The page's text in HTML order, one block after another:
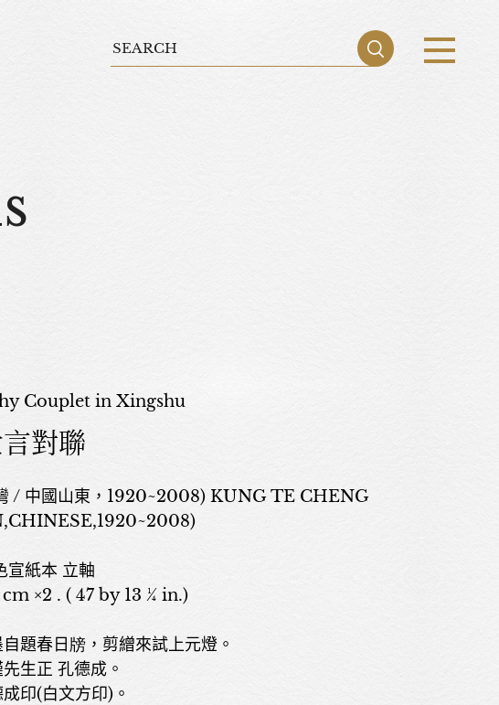
Couplet in Xingshu
對聯
/ 中國山東，1920~2008) KUNG TE CHENG
宣紙本 立軸
cm ×2 . ( 47 by 13 ¼ in.)
題春日牓，剪繒來試上元燈。
生正 孔德成。
印(白文方印)。